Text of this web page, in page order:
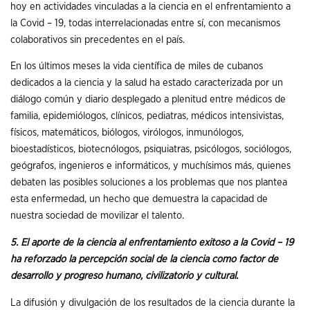
hoy en actividades vinculadas a la ciencia en el enfrentamiento a
la Covid – 19, todas interrelacionadas entre sí, con mecanismos
colaborativos sin precedentes en el país.
En los últimos meses la vida científica de miles de cubanos
dedicados a la ciencia y la salud ha estado caracterizada por un
diálogo común y diario desplegado a plenitud entre médicos de
familia, epidemiólogos, clínicos, pediatras, médicos intensivistas,
físicos, matemáticos, biólogos, virólogos, inmunólogos,
bioestadísticos, biotecnólogos, psiquiatras, psicólogos, sociólogos,
geógrafos, ingenieros e informáticos, y muchísimos más, quienes
debaten las posibles soluciones a los problemas que nos plantea
esta enfermedad, un hecho que demuestra la capacidad de
nuestra sociedad de movilizar el talento.
5. El aporte de la ciencia al enfrentamiento exitoso a la Covid – 19
ha reforzado la percepción social de la ciencia como factor de
desarrollo y progreso humano, civilizatorio y cultural.
La difusión y divulgación de los resultados de la ciencia durante la